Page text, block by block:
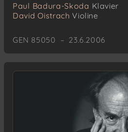
Paul Badura-Skoda Klavier
David Oistrach Violine
GEN 85050 – 23.6.2006